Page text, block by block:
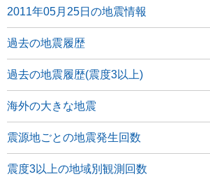
2011年05月25日の地震情報
過去の地震履歴
過去の地震履歴(震度3以上)
海外の大きな地震
震源地ごとの地震発生回数
震度3以上の地域別観測回数